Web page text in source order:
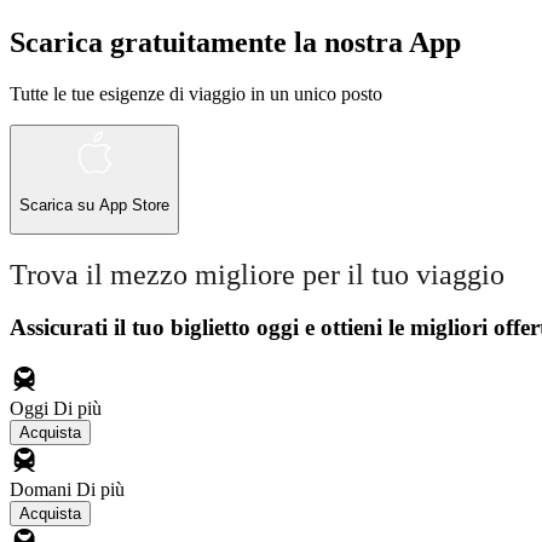
Scarica gratuitamente la nostra App
Tutte le tue esigenze di viaggio in un unico posto
Scarica su App Store
Trova il mezzo migliore per il tuo viaggio
Assicurati il ​​tuo biglietto oggi e ottieni le migliori
Oggi Di più
Acquista
Domani Di più
Acquista